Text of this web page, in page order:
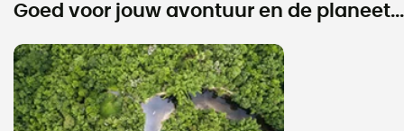
Goed voor jouw avontuur en de planeet...